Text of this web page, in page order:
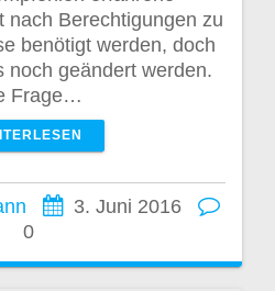
nach Berechtigungen zu
benötigt werden, doch
noch geändert werden.
Frage…
3. Juni 2016
0